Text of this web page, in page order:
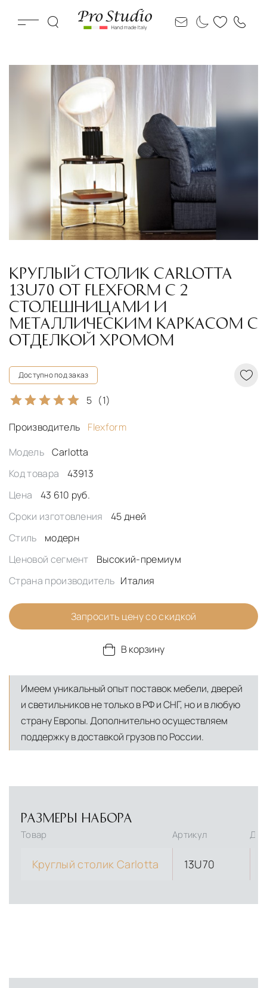
КРУГЛЫЙ СТОЛИК CARLOTTA
13U70 ОТ FLEXFORM С 2
СТОЛЕШНИЦАМИ И
МЕТАЛЛИЧЕСКИМ КАРКАСОМ С
ОТДЕЛКОЙ ХРОМОМ
Доступно под заказ
5 (1)
Производитель
Flexform
Модель
Carlotta
Код товара
43913
Цена
43 610 руб.
Сроки изготовления
45 дней
Стиль
модерн
Ценовой сегмент
Высокий-премиум
Страна производитель Италия
Запросить цену со скидкой
В корзину
Имеем уникальный опыт поставок мебели, дверей
и светильников не только в РФ и СНГ, но и в любую
страну Европы. Дополнительно осуществляем
поддержку в доставкой грузов по России.
РАЗМЕРЫ НАБОРА
Товар Артикул
Круглый столик Carlotta 13U70